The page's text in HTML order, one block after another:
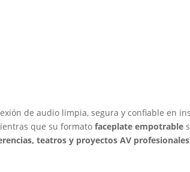
de audio limpia, segura y confiable en
que su formatofaceplate empotrable
teatros y proyectos AV profesionales